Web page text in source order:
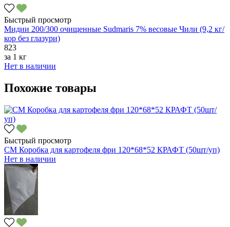
Быстрый просмотр
Мидии 200/300 очищенные Sudmaris 7% весовые Чили (9,2 кг/
кор без глазури)
823
за 1 кг
Нет в наличии
Похожие товары
Быстрый просмотр
СМ Коробка для картофеля фри 120*68*52 КРАФТ (50шт/уп)
Нет в наличии